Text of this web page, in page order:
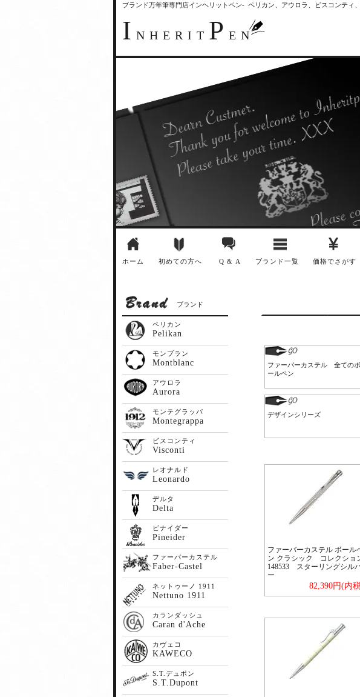
ブランド万年筆専門店インヘリットペン- ペリカン、アウロラ、ビスコンテ
I NHERIT P EN
ホーム 初めての方へ Q & A ブランド一覧 価格でさがす
ファーバーカステル 全てのボ
ールペン
デザインシリーズ
ファーバーカステル ボール
ン クラシック コレクショ
148533 スターリングシル
ー
82,390円(内
ブランド
ペリカン
Pelikan
モンブラン
Montblanc
アウロラ
Aurora
モンテグラッパ
Montegrappa
ビスコンティ
Visconti
レオナルド
Leonardo
デルタ
Delta
ピナイダー
Pineider
ファーバーカステル
Faber-Castel
ネットゥーノ 1911
Nettuno 1911
カランダッシュ
Caran d'Ache
カヴェコ
KAWECO
S.T.デュポン
S.T.Dupont